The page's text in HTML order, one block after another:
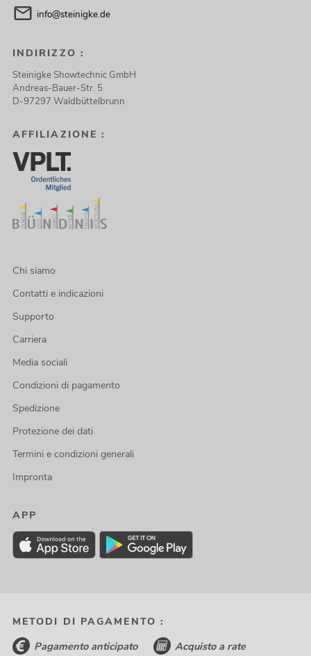
info@steinigke.de
INDIRIZZO :
Steinigke Showtechnic GmbH
Andreas-Bauer-Str. 5
D-97297 Waldbüttelbrunn
AFFILIAZIONE :
Chi siamo
Contatti e indicazioni
Supporto
Carriera
Media sociali
Condizioni di pagamento
Spedizione
Protezione dei dati
Termini e condizioni generali
Impronta
APP
METODI DI PAGAMENTO :
Pagamento anticipato Acquisto a rate